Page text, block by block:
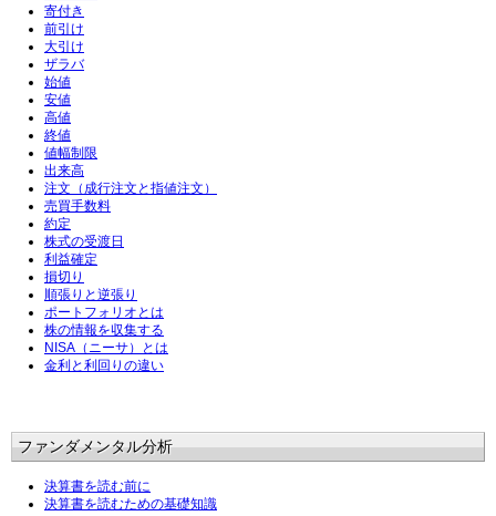
寄付き
前引け
大引け
ザラバ
始値
安値
高値
終値
値幅制限
出来高
注文（成行注文と指値注文）
売買手数料
約定
株式の受渡日
利益確定
損切り
順張りと逆張り
ポートフォリオとは
株の情報を収集する
NISA（ニーサ）とは
金利と利回りの違い
ファンダメンタル分析
決算書を読む前に
決算書を読むための基礎知識